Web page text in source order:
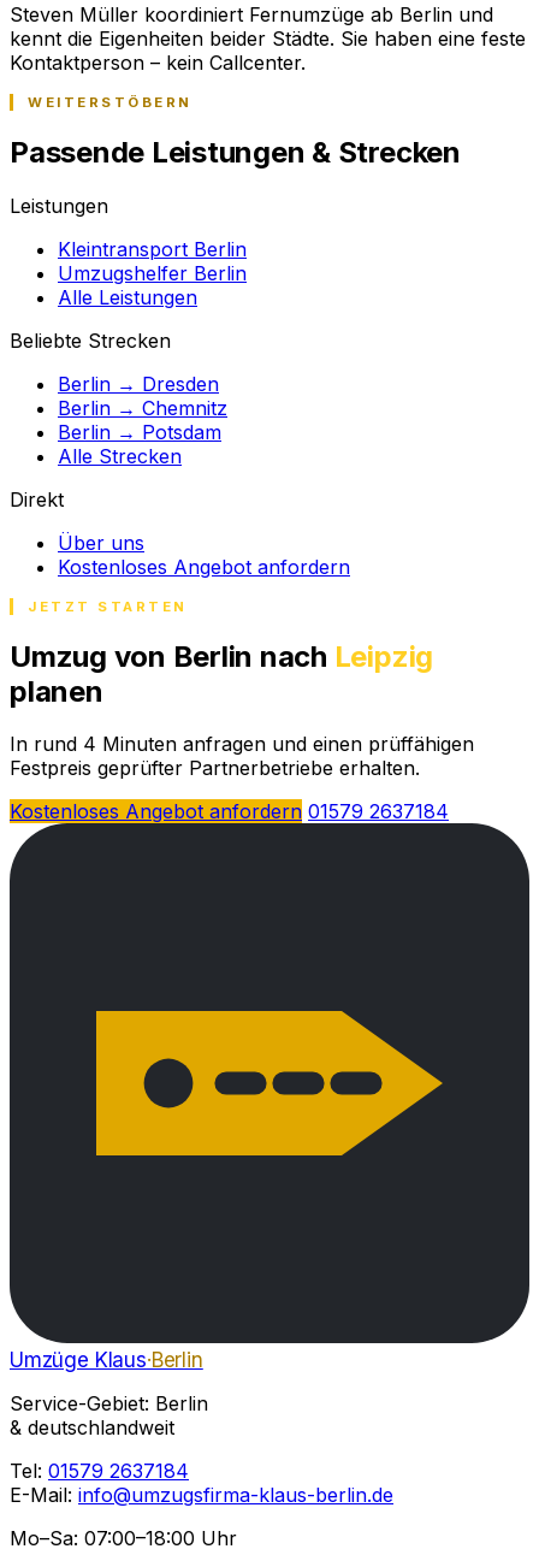
Steven Müller koordiniert Fernumzüge ab Berlin und
kennt die Eigenheiten beider Städte. Sie haben eine feste
Kontaktperson – kein Callcenter.
WEITERSTÖBERN
Passende Leistungen & Strecken
Leistungen
Kleintransport Berlin
Umzugshelfer Berlin
Alle Leistungen
Beliebte Strecken
Berlin → Dresden
Berlin → Chemnitz
Berlin → Potsdam
Alle Strecken
Direkt
Über uns
Kostenloses Angebot anfordern
JETZT STARTEN
Umzug von Berlin nach Leipzig
planen
In rund 4 Minuten anfragen und einen prüffähigen
Festpreis geprüfter Partnerbetriebe erhalten.
Kostenloses Angebot anfordern 01579 2637184
Umzüge Klaus·Berlin
Service-Gebiet: Berlin
& deutschlandweit
Tel: 01579 2637184
E-Mail: info@umzugsfirma-klaus-berlin.de
Mo–Sa: 07:00–18:00 Uhr